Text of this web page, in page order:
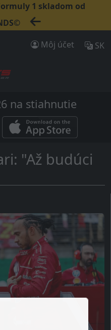
1 skladom od
Môj účet SK
na stiahnutie
"Až budúci